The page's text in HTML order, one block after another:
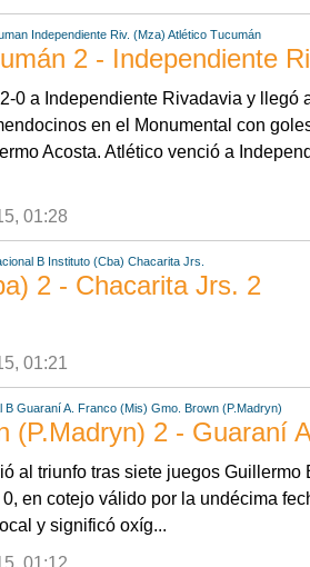
Independiente Riv. (Mza) Atlético Tucumán
2 - Independiente
0 a Independiente Rivadavia y llegó
en el Monumental con
Acosta. Atlético venció a
01:28
B Instituto (Cba) Chacarita Jrs.
2 - Chacarita Jrs. 2
01:21
B Guaraní A. Franco (Mis) Gmo. Brown (P.Madryn)
(P.Madryn) 2 - Guaraní
al triunfo tras siete juegos
en cotejo válido por la undécima
y significó oxíg...
01:12